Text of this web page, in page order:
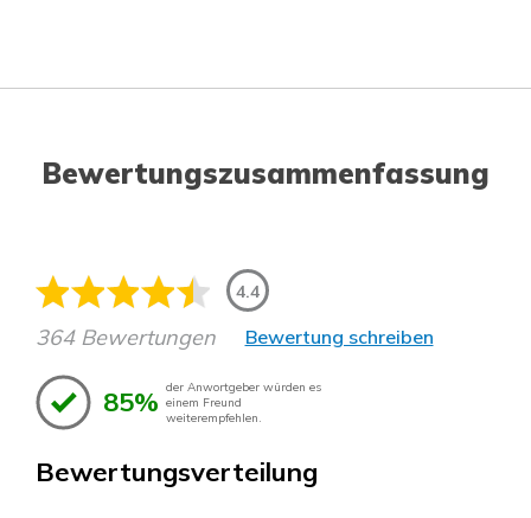
Bewertungszusammenfassung
4.4
364 Bewertungen Bewertung schreiben
85% der Anwortgeber würden es
einem Freund
weiterempfehlen.
Bewertungsverteilung